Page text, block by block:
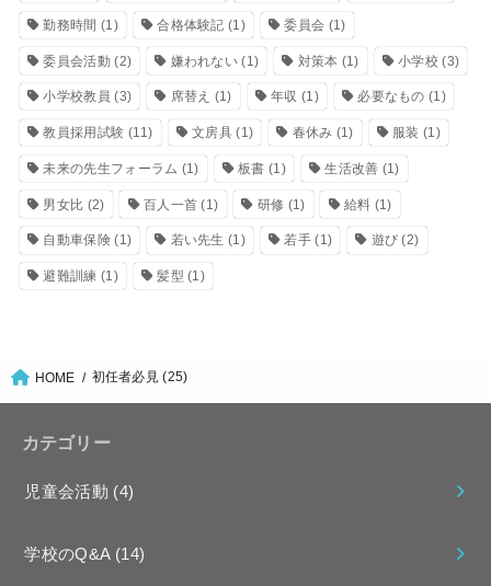
勤務時間 (1) 合格体験記 (1) 委員会 (1)
委員会活動(2) 嫌われない (1) 対策本 (1) 小学校 (3)
小学校教員 (3) 席替え (1) 年収 (1) 必要なもの (1)
教員採用試験 (11) 文房具 (1) 春休み (1) 服装 (1)
未来の先生フォーラム (1) 板書 (1) 生活改善 (1)
男女比 (2) 百人一首 (1) 研修 (1) 給料 (1)
自動車保険(1) 若い先生 (1) 若手(1) 遊び (2)
避難訓練 (1) 髪型 (1)
HOME 初任者必見 (25)
カテゴリー
児童会活動 (4)
学校のQ&A (14)